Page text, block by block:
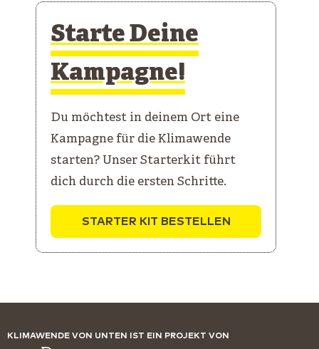
Starte Deine
Kampagne!
Du möchtest in deinem Ort eine
Kampagne für die Klimawende
starten? Unser Starterkit führt
dich durch die ersten Schritte.
STARTER KIT BESTELLEN
KLIMAWENDE VON UNTEN IST EIN PROJEKT VON